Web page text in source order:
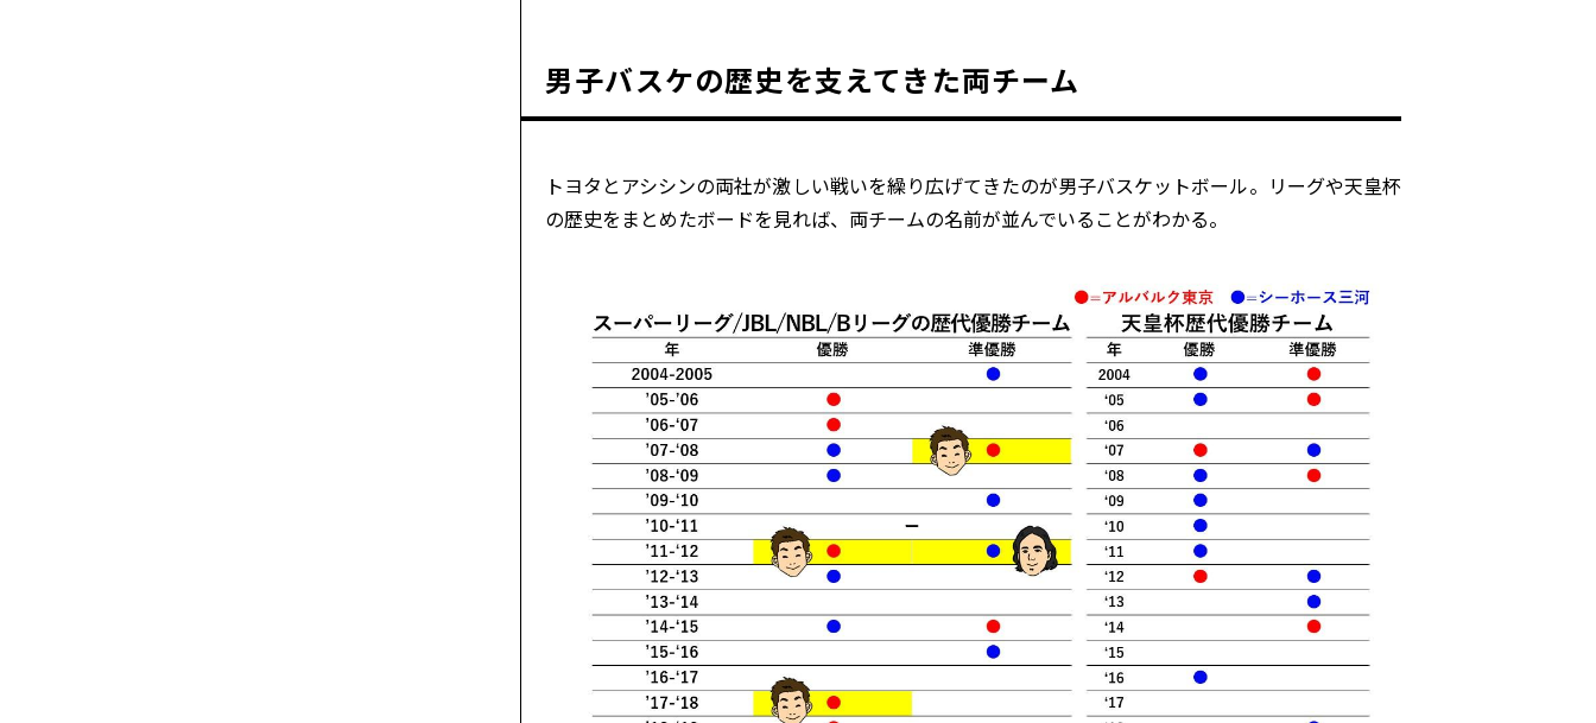
男子バスケの歴史を支えてきた両チーム
トヨタとアシシンの両社が激しい戦いを繰り広げてきたのが男子バスケットボール。リーグや天皇杯
の歴史をまとめたボードを見れば、両チームの名前が並んでいることがわかる。